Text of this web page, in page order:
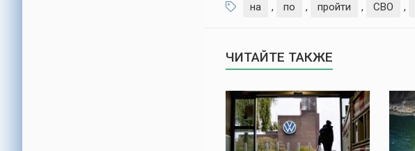
на , по , пройти , СВО ,
ЧИТАЙТЕ ТАКЖЕ